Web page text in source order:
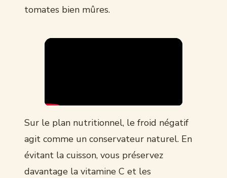
tomates bien mûres.
Sur le plan nutritionnel, le froid négatif
agit comme un conservateur naturel. En
évitant la cuisson, vous préservez
davantage la vitamine C et les